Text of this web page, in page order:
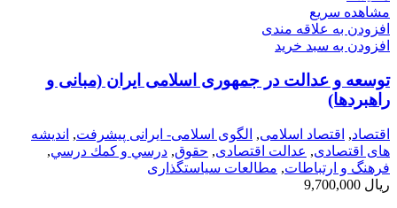
مشاهده سریع
افزودن به علاقه مندی
افزودن به سبد خرید
توسعه و عدالت در جمهوری اسلامی ایران (مبانی و
راهبردها)
اقتصاد, اقتصاد اسلامی, الگوی اسلامی- ایرانی پیشرفت, اندیشه
های اقتصادی, عدالت اقتصادی, حقوق, درسي و كمك درسي,
فرهنگ و ارتباطات, مطالعات سیاستگذاری
ریال